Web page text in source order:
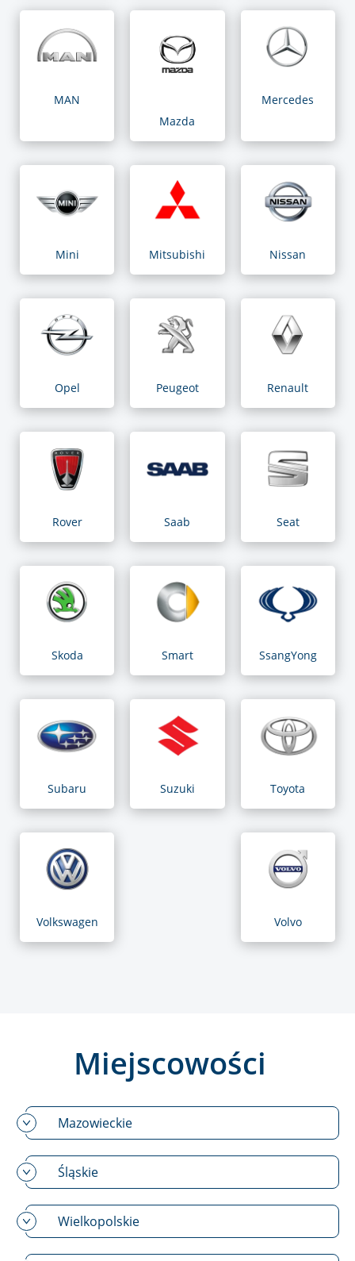
MAN
Mazda
Mercedes
Mini Mitsubishi Nissan
Opel Peugeot Renault
Rover Saab Seat
Skoda Smart SsangYong
Subaru Suzuki Toyota
Volkswagen Volvo
Miejscowości
Mazowieckie
Śląskie
Wielkopolskie